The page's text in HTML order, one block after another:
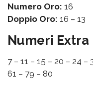
Numero Oro: 16
Doppio Oro: 16 – 13
Numeri Extra
7 – 11 – 15 – 20 – 24
61 – 79 – 80